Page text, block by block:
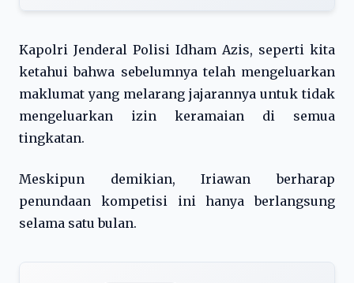
Kapolri Jenderal Polisi Idham Azis, seperti kita
ketahui bahwa sebelumnya telah mengeluarkan
maklumat yang melarang jajarannya untuk tidak
mengeluarkan izin keramaian di semua
tingkatan.
Meskipun demikian, Iriawan berharap
penundaan kompetisi ini hanya berlangsung
selama satu bulan.